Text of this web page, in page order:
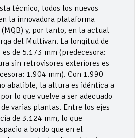
técnico, todos los nuevos
la innovadora plataforma
y, por tanto, en la actual
del Multivan. La longitud de
de 5.173 mm (predecesora:
sin retrovisores exteriores es
1.904 mm). Con 1.990
abatible, la altura es idéntica a
lo que vuelve a ser adecuado
varias plantas. Entre los ejes
de 3.124 mm, lo que
a bordo que en el